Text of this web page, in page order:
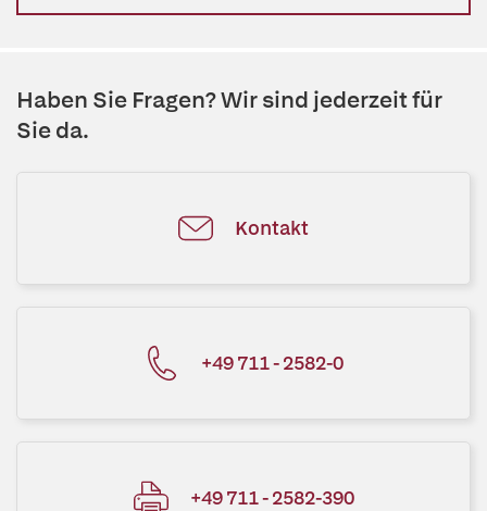
Haben Sie Fragen? Wir sind jederzeit für
Sie da.
Kontakt
+49 711 - 2582-0
+49 711 - 2582-390